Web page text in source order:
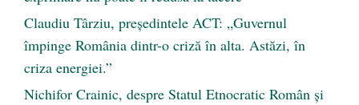
Claudiu Târziu, președintele ACT: „Guvernul
împinge România dintr-o criză în alta. Astăzi, în
criza energiei.”
Nichifor Crainic, despre Statul Etnocratic Român şi